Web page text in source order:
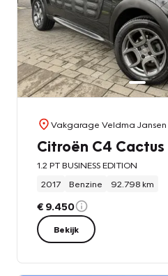
Vakgarage Veldma Jansen
Citroën C4 Cactus
1.2 PT BUSINESS EDITION
2017
Benzine 92.798 km
€ 9.450
Bekijk